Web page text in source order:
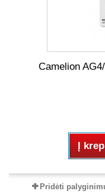
Camelion
Į
Pridėti